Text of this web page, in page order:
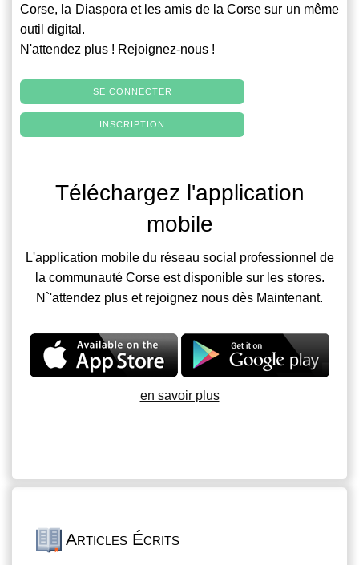
Corse, la Diaspora et les amis de la Corse sur un même
outil digital.
N'attendez plus ! Rejoignez-nous !
SE CONNECTER
INSCRIPTION
Téléchargez l'application
mobile
L'application mobile du réseau social professionnel de
la communauté Corse est disponible sur les stores.
N`'attendez plus et rejoignez nous dès Maintenant.
en savoir plus
Articles Écrits